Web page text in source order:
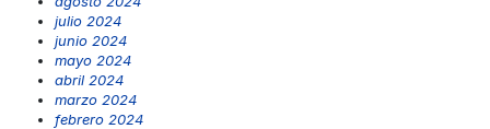
julio 2024
junio 2024
mayo 2024
abril 2024
marzo 2024
febrero 2024